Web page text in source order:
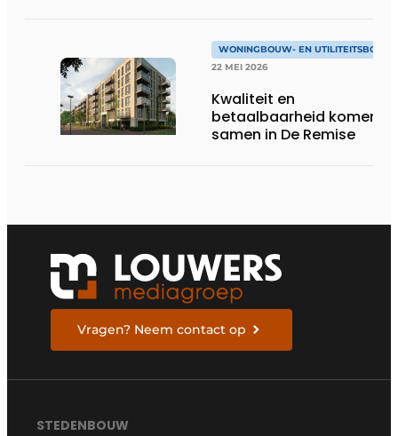
WONINGBOUW- EN UTILITEITSBOUW
22 MEI 2026
Kwaliteit en
betaalbaarheid komen
samen in De Remise
Vragen? Neem contact op
STEDENBOUW